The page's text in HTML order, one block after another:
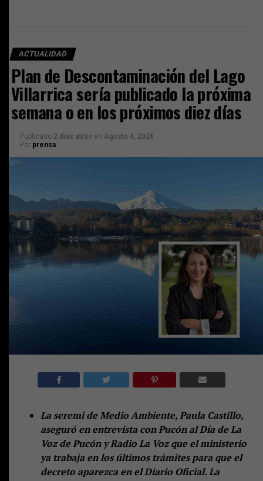
ACTUALIDAD
Plan de Descontaminación del Lago
Villarrica sería publicado la próxima
semana o en los próximos diez días
Publicado 2 días atrás en Agosto 4, 2026
Por prensa
La seremi de Medio Ambiente, Paula Castillo,
aseguró en entrevista con Pucón al Día de La
Voz de Pucón y Radio La Voz que el ministerio
ya trabaja en los últimos trámites para que el
decreto aparezca en el Diario Oficial. La